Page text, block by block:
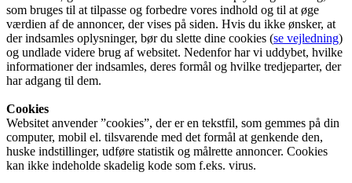
som bruges til at tilpasse og forbedre vores indhold og til at øge
værdien af de annoncer, der vises på siden. Hvis du ikke ønsker, at
der indsamles oplysninger, bør du slette dine cookies (se vejledning)
og undlade videre brug af websitet. Nedenfor har vi uddybet, hvilke
informationer der indsamles, deres formål og hvilke tredjeparter, der
har adgang til dem.
Cookies
Websitet anvender ”cookies”, der er en tekstfil, som gemmes på din
computer, mobil el. tilsvarende med det formål at genkende den,
huske indstillinger, udføre statistik og målrette annoncer. Cookies
kan ikke indeholde skadelig kode som f.eks. virus.